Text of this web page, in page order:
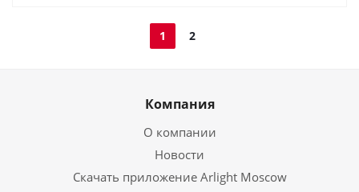
1 2
Компания
О компании
Новости
Скачать приложение Arlight Moscow